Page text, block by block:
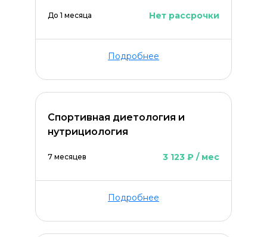
До 1 месяца Нет рассрочки
Подробнее
Спортивная диетология и
нутрициология
7 месяцев 3 123 ₽ / мес
Подробнее